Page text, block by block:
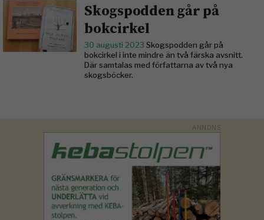
Skogspodden går på
bokcirkel
30 augusti 2023 Skogspodden går på
bokcirkel i inte mindre än två färska avsnitt.
Där samtalas med författarna av två nya
skogsböcker.